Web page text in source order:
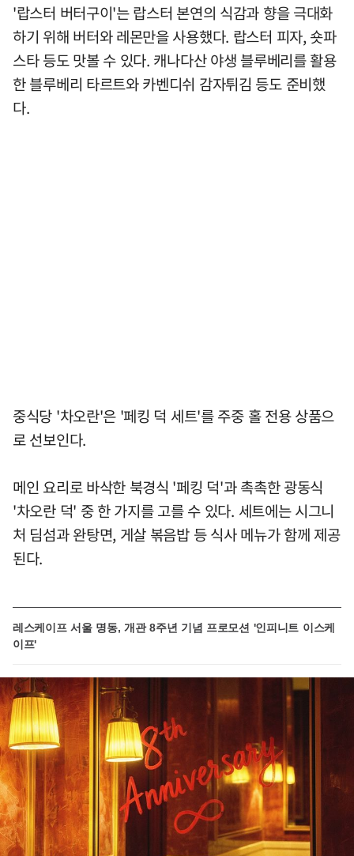
'랍스터 버터구이'는 랍스터 본연의 식감과 향을 극대화
하기 위해 버터와 레몬만을 사용했다. 랍스터 피자, 숏파
스타 등도 맛볼 수 있다. 캐나다산 야생 블루베리를 활용
한 블루베리 타르트와 카벤디쉬 감자튀김 등도 준비했
다.
중식당 '차오란'은 '페킹 덕 세트'를 주중 홀 전용 상품으
로 선보인다.
메인 요리로 바삭한 북경식 '페킹 덕'과 촉촉한 광동식
'차오란 덕' 중 한 가지를 고를 수 있다. 세트에는 시그니
처 딤섬과 완탕면, 게살 볶음밥 등 식사 메뉴가 함께 제공
된다.
레스케이프 서울 명동, 개관 8주년 기념 프로모션 '인피니트 이스케
이프'